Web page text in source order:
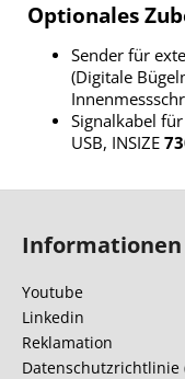
Optionales
Sender für
(Digitale
Signalkabel
USB, INSIZE
Youtube
Linkedin
Reklamation
Datenschutzrichtlinie